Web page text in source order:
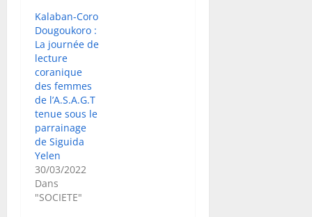
Kalaban-Coro
Dougoukoro :
La journée de
lecture
coranique
des femmes
de l’A.S.A.G.T
tenue sous le
parrainage
de Siguida
Yelen
30/03/2022
Dans
"SOCIETE"